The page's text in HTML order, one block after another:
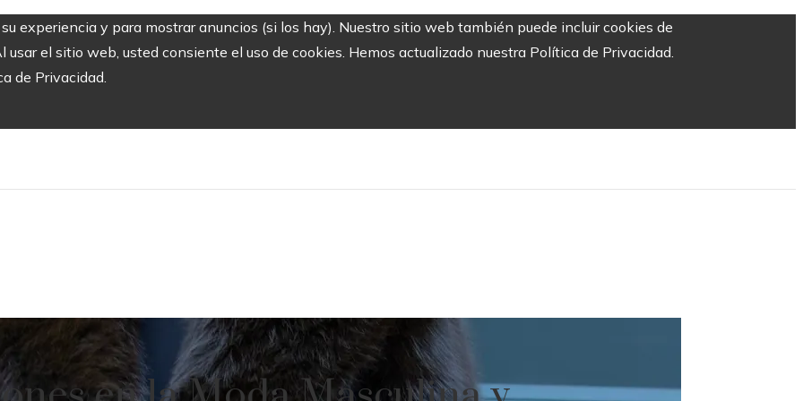
experiencia y para mostrar anuncios (si los hay). Nuestro sitio web también puede incluir cookies de
el sitio web, usted consiente el uso de cookies. Hemos actualizado nuestra Política de Privacidad.
de Privacidad.